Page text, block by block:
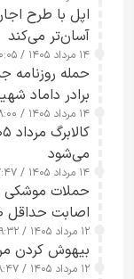
اپل با طرح
آسان‌تر می‌کند
۱۴ مرداد ۱۴۰۵ / ۱۰:۰۵
حمله روزنامه
برادر داماد
۱۴ مرداد ۱۴۰۵ / ۰۸:۰۰
می‌شود
۱۴ مرداد ۱۴۰۵ / ۰۷:۴۷
حملات موشکی
اصابت حداقل ۳۰ موشک بالستیک+ ویدیو
۱۲ مرداد ۱۴۰۵ / ۱۹:۳۲
بیهوش کردن
۱۲ مرداد ۱۴۰۵ / ۱۸:۴۷